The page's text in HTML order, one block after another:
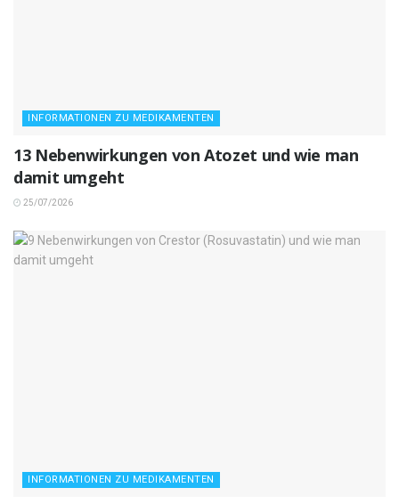
INFORMATIONEN ZU MEDIKAMENTEN
13 Nebenwirkungen von Atozet und wie man
damit umgeht
25/07/2026
INFORMATIONEN ZU MEDIKAMENTEN